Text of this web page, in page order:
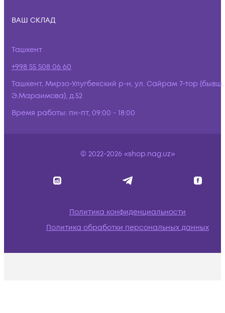
ВАШ СКЛАД
Ташкент
+998 55 508 06 60
Ташкент, Мирзо-Улугбекский р-н, ул. Сайрам 7-тор (бывш.
Э.Мараимова), д.52
Время работы: пн-пт, 09:00 - 18:00
© 2022-2026 «shop.nag.uz»
Политика конфиденциальности
Политика обработки персональных данных